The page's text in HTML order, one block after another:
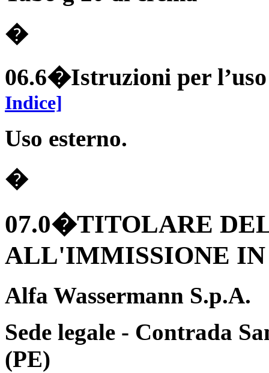
�
06.6�Istruzioni per
Indice]
Uso esterno.
�
07.0�TITOLARE
ALL'IMMISSIONE
Alfa Wassermann S.p.A.
Sede legale - Contrada
(PE)